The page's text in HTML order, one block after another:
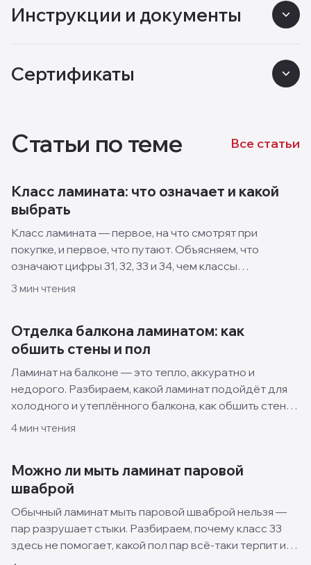
Инструкции и документы
Сертификаты
Статьи по теме Все статьи
Класс ламината: что означает и какой
выбрать
Класс ламината — первое, на что смотрят при
покупке, и первое, что путают. Объясняем, что
означают цифры 31, 32, 33 и 34, чем классы
отличаются и какой выбрать для квартиры, кухни и
3 мин чтения
Отделка балкона ламинатом: как
обшить стены и пол
Ламинат на балконе — это тепло, аккуратно и
недорого. Разбираем, какой ламинат подойдёт для
холодного и утеплённого балкона, как обшить стены
и пол своими руками и какие решения смотрятся
4мин чтения
Можно ли мыть ламинат паровой
шваброй
Обычный ламинат мыть паровой шваброй нельзя —
пар разрушает стыки. Разбираем, почему класс 33
здесь не помогает, какой пол пар всё-таки терпит и
как правильно ухаживать за ламинатом.